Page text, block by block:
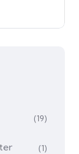
(19)
(1)